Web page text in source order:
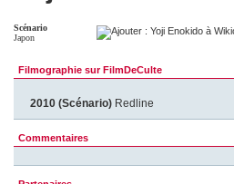
Scénario
Japon
Filmographie sur FilmDeCulte
2010 (Scénario) Redline
Commentaires